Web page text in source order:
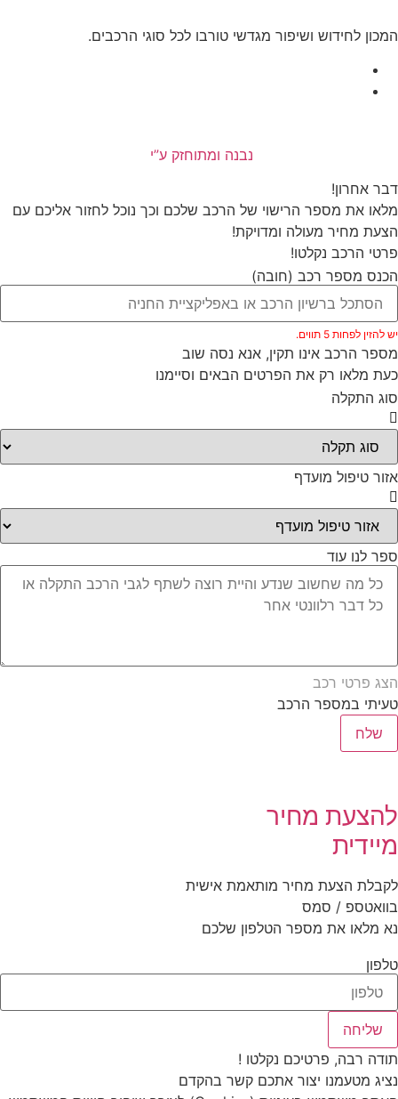
לחידוש ושיפור מגדשי טורבו לכל סוגי הרכבים.
נבנה ומתוחזק ע”י
אחרון!
את מספר הרישוי של הרכב שלכם וכך נוכל לחזור אליכם עם
מחיר מעולה ומדויקת!
הרכב נקלטו!
מספר רכב (חובה)
לפחות 5 תווים.
הרכב אינו תקין, אנא נסה שוב
מלאו רק את הפרטים הבאים וסיימנו
התקלה
טיפול מועדף
לנו עוד
פרטי רכב
במספר הרכב
שלח
מחיר
הצעת מחיר מותאמת אישית
/ סמס
מלאו את מספר הטלפון שלכם
שליחה
רבה, פרטיכם נקלטו !
מטעמנו יצור אתכם קשר בהקדם